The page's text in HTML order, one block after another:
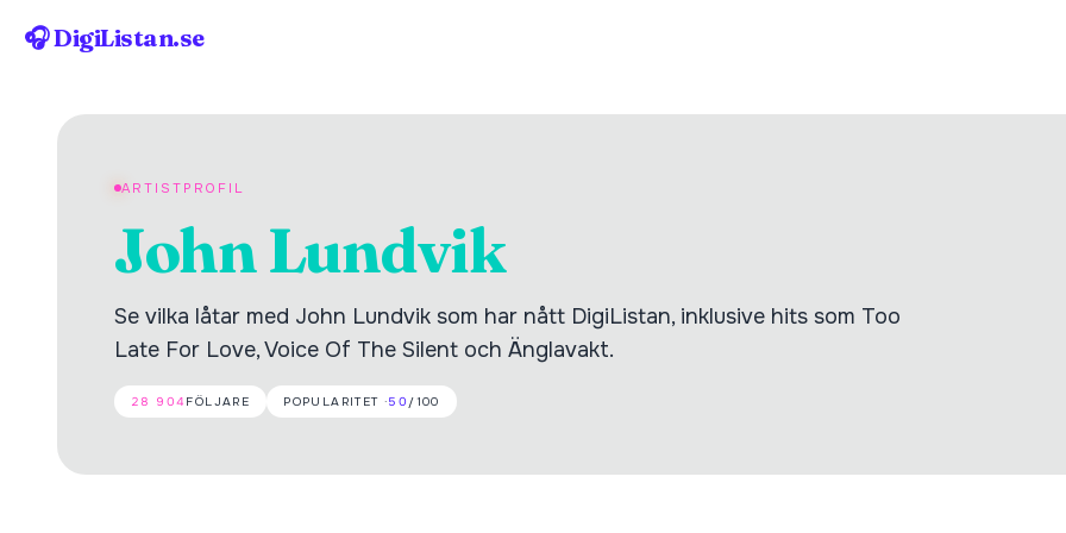
🎧 DigiListan.se
ARTISTPROFIL
John Lundvik
Se vilka låtar med John Lundvik som har nått DigiListan, inklusive hits som Too
Late For Love, Voice Of The Silent och Änglavakt.
28 904 FÖLJARE POPULARITET ·50 /100